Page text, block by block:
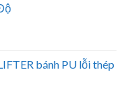
bánh PU lỗi thép